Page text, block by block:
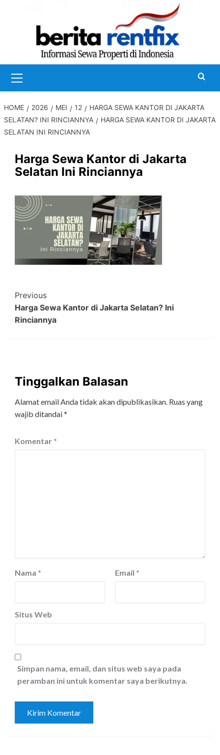
Menu
HOME 2026 MEI 12
HARGA SEWA KANTOR DI JAKARTA
SELATAN? INI RINCIANNYA
HARGA SEWA KANTOR DI JAKARTA
SELATAN INI RINCIANNYA
Harga Sewa Kantor di Jakarta
Selatan Ini Rinciannya
Post
Navigation
Previous
Harga Sewa Kantor di Jakarta Selatan? Ini
Rinciannya
Tinggalkan Balasan
Alamat email Anda tidak akan dipublikasikan. Ruas yang
wajib ditandai*
Komentar *
Nama * Email *
Situs Web
Simpan nama, email, dan situs web saya pada
peramban ini untuk komentar saya berikutnya.